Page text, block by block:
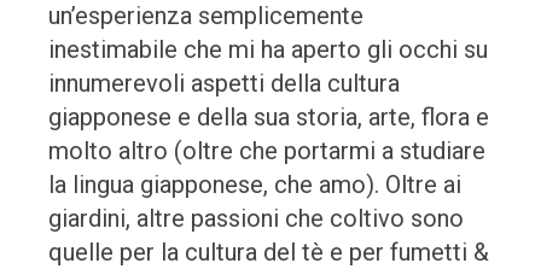
un’esperienza semplicemente
inestimabile che mi ha aperto gli occhi su
innumerevoli aspetti della cultura
giapponese e della sua storia, arte, flora e
molto altro (oltre che portarmi a studiare
la lingua giapponese, che amo). Oltre ai
giardini, altre passioni che coltivo sono
quelle per la cultura del tè e per fumetti &